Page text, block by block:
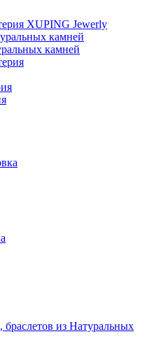
XUPING Jewerly
камней
камней
браслетов из Натуральных